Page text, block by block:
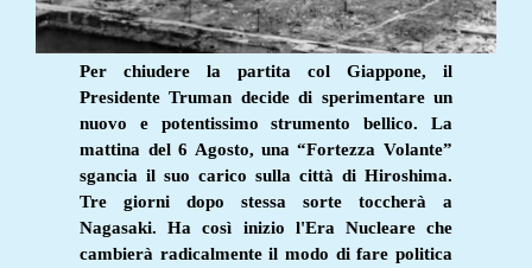
Per chiudere la partita col Giappone, il
Presidente Truman decide di sperimentare un
nuovo e potentissimo strumento bellico. La
mattina del 6 Agosto, una “Fortezza Volante”
sgancia il suo carico sulla città di Hiroshima.
Tre giorni dopo stessa sorte toccherà a
Nagasaki. Ha così inizio l'Era Nucleare che
cambierà radicalmente il modo di fare politica